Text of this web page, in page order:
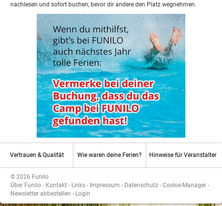
nachlesen und sofort buchen, bevor dir andere den Platz wegnehmen.
Vertrauen & Qualität Wie waren deine Ferien? Hinweise für Veranstalter
© 2026 Funilo
Über Funilo - Kontakt - Links - Impressum - Datenschutz - Cookie-Manager -
Newsletter abbestellen - Login